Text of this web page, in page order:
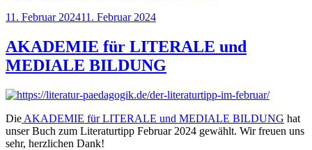
Veröffentlicht
11. Februar 202411. Februar 2024
AKADEMIE für LITERALE und
MEDIALE BILDUNG
Die AKADEMIE für LITERALE und MEDIALE BILDUNG hat
unser Buch zum Literaturtipp Februar 2024 gewählt. Wir freuen uns
sehr, herzlichen Dank!